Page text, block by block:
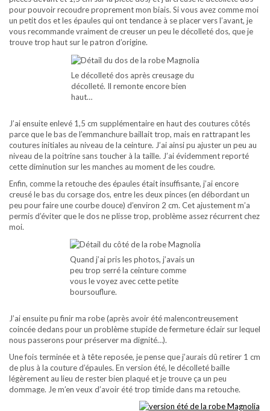
pour pouvoir recoudre proprement mon biais. Si vous avez comme moi
un petit dos et les épaules qui ont tendance à se placer vers l’avant, je
vous recommande vraiment de creuser un peu le décolleté dos, que je
trouve trop haut sur le patron d’origine.
Le décolleté dos après creusage du
décolleté. Il remonte encore bien
haut…
J’ai ensuite enlevé 1,5 cm supplémentaire en haut des coutures côtés
parce que le bas de l’emmanchure baillait trop, mais en rattrapant les
coutures initiales au niveau de la ceinture. J’ai ainsi pu ajuster un peu au
niveau de la poitrine sans toucher à la taille. J’ai évidemment reporté
cette diminution sur les manches au moment de les coudre.
Enfin, comme la retouche des épaules était insuffisante, j’ai encore
creusé le bas du corsage dos, entre les deux pinces (en débordant un
peu pour faire une courbe douce) d’environ 2 cm. Cet ajustement m’a
permis d’éviter que le dos ne plisse trop, problème assez récurrent chez
moi.
Quand j’ai pris les photos, j’avais un
peu trop serré la ceinture comme
vous le voyez avec cette petite
boursouflure.
J’ai ensuite pu finir ma robe (après avoir été malencontreusement
coincée dedans pour un problème stupide de fermeture éclair sur lequel
nous passerons pour préserver ma dignité…).
Une fois terminée et à tête reposée, je pense que j’aurais dû retirer 1 cm
de plus à la couture d’épaules. En version été, le décolleté baille
légèrement au lieu de rester bien plaqué et je trouve ça un peu
dommage. Je m’en veux d’avoir été trop timide dans ma retouche.